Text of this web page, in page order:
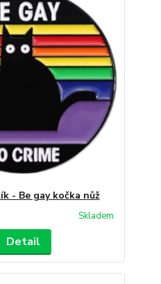
- Be gay kočka nůž
Skladem
Detail